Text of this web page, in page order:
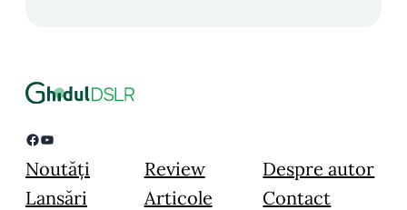
Facebook YouTube
Noutăți
Lansări
Review
Articole
Despre autor
Contact